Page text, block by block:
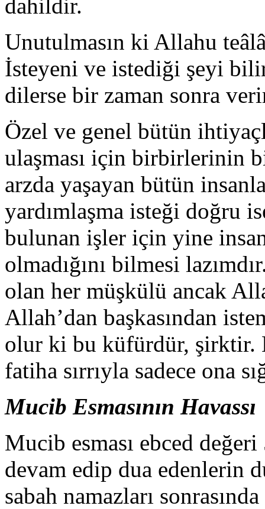
dahildir.
Unutulmasın ki Allahu
İsteyeni ve istediği şeyi
dilerse bir zaman sonra
Özel ve genel bütün
ulaşması için birbirlerinin
arzda yaşayan bütün
yardımlaşma isteği doğru
bulunan işler için yine
olmadığını bilmesi
olan her müşkülü ancak
Allah’dan başkasından
olur ki bu küfürdür, şirktir.
fatiha sırrıyla sadece ona
Mucib Esmasının Havassı
Mucib esması ebced
devam edip dua edenlerin
sabah namazları